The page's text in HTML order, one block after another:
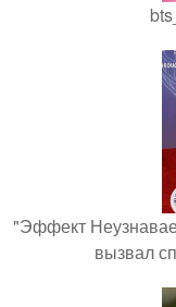
"Эффект
вызвал